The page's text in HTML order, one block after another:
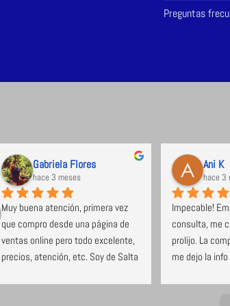
Preguntas
Gabriela Flores
hace 3 meses
Muy buena atención, primera vez
que compro desde una página de
ventas online pero todo excelente,
precios, atención, etc. Soy de Salta
Ani K
hace 3
Impecable!
consulta, me
prolijo. La
me dejo la